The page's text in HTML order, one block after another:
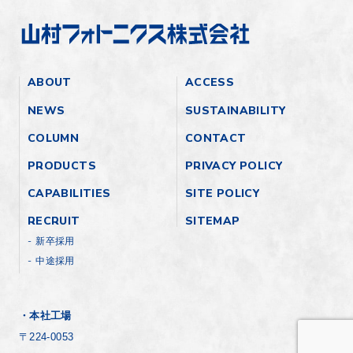
・本社工場
〒224-0053
ABOUT
NEWS
COLUMN
PRODUCTS
CAPABILITIES
RECRUIT
新卒採用
中途採用
ACCESS
SUSTAINABILITY
CONTACT
PRIVACY POLICY
SITE POLICY
SITEMAP